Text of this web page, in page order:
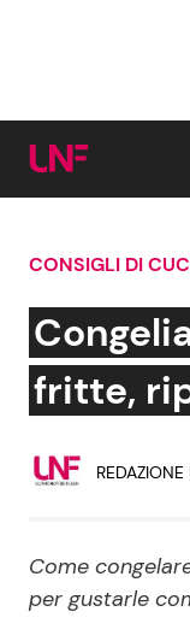
Cerca:
News e
Attualità Italiana
Dal Mondo
Economia
CONSIGLI DI
fritte,
REDAZIONE
Come
per gustarle